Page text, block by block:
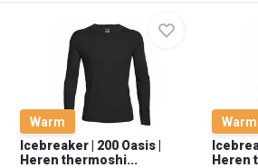
Warm
Icebreaker | 200 Oasis |
Heren thermoshi...
Warm
Heren